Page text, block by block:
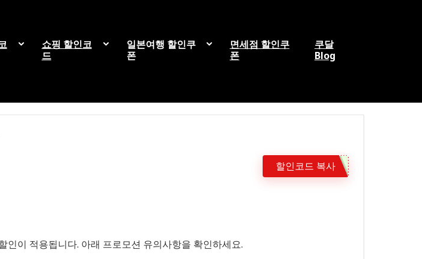
쇼핑 할인코
드
일본여행 할인쿠
폰
면세점 할인쿠
폰
쿠달
Blog
할인코드 복사
인이 적용됩니다. 아래 프로모션 유의사항을 확인하세요.